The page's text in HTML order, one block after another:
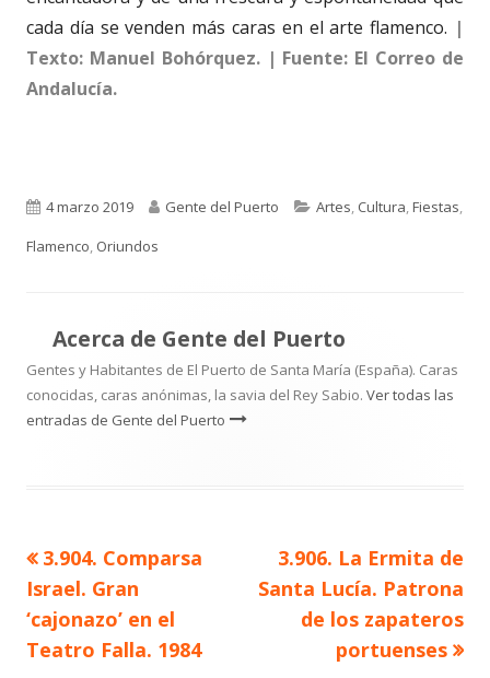
cada día se venden más caras en el arte flamenco. |
Texto: Manuel Bohórquez. | Fuente: El Correo de
Andalucía.
Publicado
el
4 marzo 2019 Autor
Gente del Puerto Categorías
Artes, Cultura,Fiestas,
Flamenco, Oriundos
Acerca de Gente del Puerto
Gentes y Habitantes de El Puerto de Santa María (España). Caras
conocidas, caras anónimas, la savia del Rey Sabio. Ver todas las
entradas de Gente del Puerto
Navegación
de
entradas
Artículo
anterior
3.904. Comparsa
Israel. Gran
‘cajonazo’ en el
Teatro Falla. 1984
Artículo
siguiente
3.906. La Ermita de
Santa Lucía. Patrona
de los zapateros
portuenses